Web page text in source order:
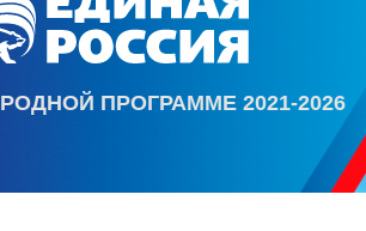
ПРОГРАММЕ 2021-2026